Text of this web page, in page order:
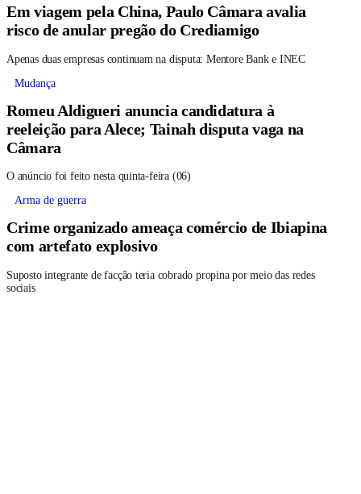
Em viagem pela China, Paulo Câmara avalia
risco de anular pregão do Crediamigo
Apenas duas empresas continuam na disputa: Mentore Bank e INEC
Mudança
Romeu Aldigueri anuncia candidatura à
reeleição para Alece; Tainah disputa vaga na
Câmara
O anúncio foi feito nesta quinta-feira (06)
Arma de guerra
Crime organizado ameaça comércio de Ibiapina
com artefato explosivo
Suposto integrante de facção teria cobrado propina por meio das redes
sociais